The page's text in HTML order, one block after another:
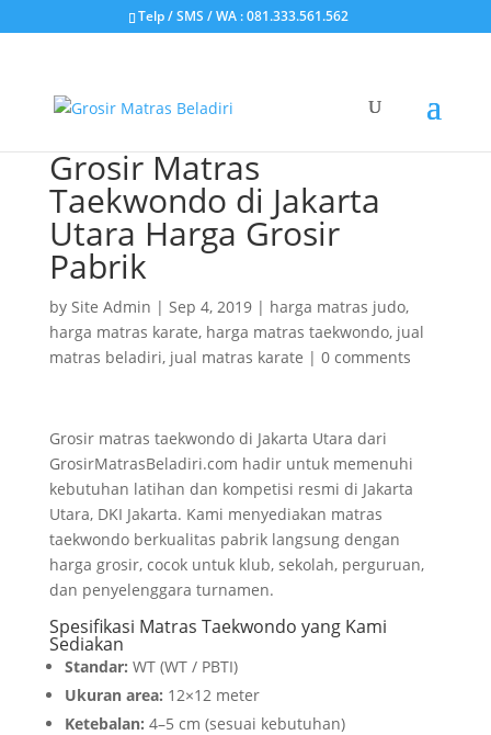
Telp / SMS / WA : 081.333.561.562
Grosir Matras
Taekwondo di Jakarta
Utara Harga Grosir
Pabrik
by Site Admin | Sep 4, 2019| harga matras judo,
harga matras karate, harga matras taekwondo, jual
matras beladiri, jual matras karate | 0 comments
Grosir matras taekwondo di Jakarta Utara dari
GrosirMatrasBeladiri.com hadir untuk memenuhi
kebutuhan latihan dan kompetisi resmi di Jakarta
Utara, DKI Jakarta. Kami menyediakan matras
taekwondo berkualitas pabrik langsung dengan
harga grosir, cocok untuk klub, sekolah, perguruan,
dan penyelenggara turnamen.
Spesifikasi Matras Taekwondo yang Kami
Sediakan
Standar: WT (WT / PBTI)
Ukuran area: 12×12 meter
Ketebalan: 4–5 cm (sesuai kebutuhan)